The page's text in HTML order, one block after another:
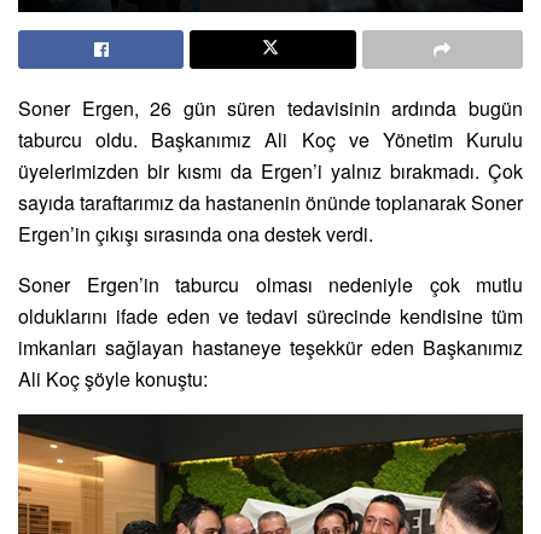
Soner Ergen, 26 gün süren tedavisinin ardında bugün
taburcu oldu. Başkanımız Ali Koç ve Yönetim Kurulu
üyelerimizden bir kısmı da Ergen’i yalnız bırakmadı. Çok
sayıda taraftarımız da hastanenin önünde toplanarak Soner
Ergen’in çıkışı sırasında ona destek verdi.
Soner Ergen’in taburcu olması nedeniyle çok mutlu
olduklarını ifade eden ve tedavi sürecinde kendisine tüm
imkanları sağlayan hastaneye teşekkür eden Başkanımız
Ali Koç şöyle konuştu: